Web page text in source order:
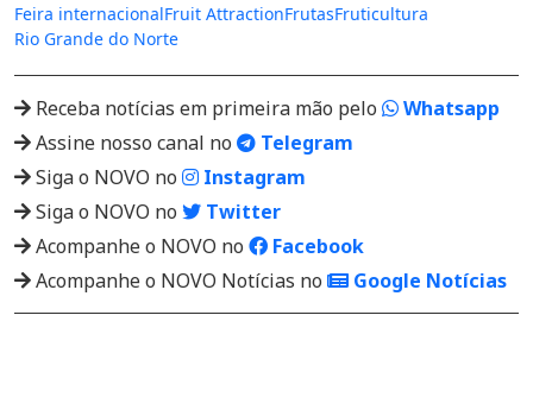
Feira internacionalFruit AttractionFrutasFruticultura
Rio Grande do Norte
Receba notícias em primeira mão pelo
Whatsapp
Assine nosso canal no
Telegram
Siga o NOVO no
Instagram
Siga o NOVO no
Twitter
Acompanhe o NOVO no
Facebook
Acompanhe o NOVO Notícias no
Google Notícias